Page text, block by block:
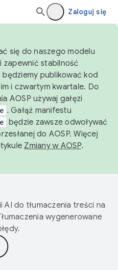
Zaloguj się
się do naszego modelu
zapewnić stabilność
publikować kod
i czwartym kwartale. Do
AOSP używaj gałęzi
. Gałąź manifestu
będzie zawsze odwoływać
do AOSP. Więcej
Zmiany w AOSP.
do tłumaczenia treści na
wygenerowane